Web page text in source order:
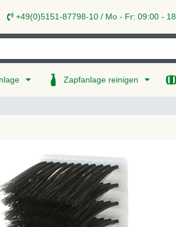
+49(0)5151-87798-10 / Mo - Fr: 09:00 -
Zapfanlage reinigen